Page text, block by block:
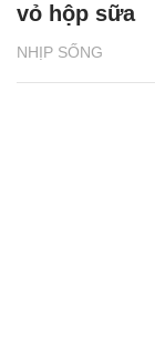
NHỊP SỐNG
vỏ hộp sữa